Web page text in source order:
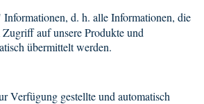
Informationen, d. h. alle Informationen, die
auf unsere Produkte und
übermittelt werden.
Verfügung gestellte und automatisch